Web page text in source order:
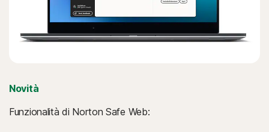
Novità
Funzionalità di Norton Safe Web: